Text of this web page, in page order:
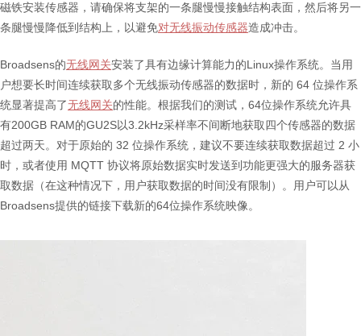
磁铁安装传感器，请确保将支架的一条腿慢慢接触结构表面，然后将另一
条腿慢慢降低到结构上，以避免对无线振动传感器造成冲击。
Broadsens的无线网关安装了具有边缘计算能力的Linux操作系统。当用
户想要长时间连续获取多个无线振动传感器的数据时，新的 64 位操作系
统显著提高了无线网关的性能。根据我们的测试，64位操作系统允许具
有200GB RAM的GU2S以3.2kHz采样率不间断地获取四个传感器的数据
超过两天。对于原始的 32 位操作系统，建议不要连续获取数据超过 2 小
时，或者使用 MQTT 协议将原始数据实时发送到功能更强大的服务器获
取数据（在这种情况下，用户获取数据的时间没有限制）。用户可以从
Broadsens提供的链接下载新的64位操作系统映像。